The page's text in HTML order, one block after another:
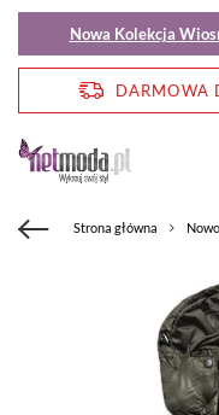
Nowa Kolekcja
DARMOWA
Strona główna